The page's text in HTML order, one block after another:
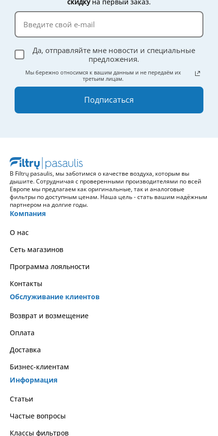
Да, отправляйте мне новости и специальные
предложения.
Мы бережно относимся к вашим данным и не передаём их
третьим лицам.
Подписаться
В Filtrų pasaulis, мы заботимся о качестве воздуха, которым вы
дышите. Сотрудничая с проверенными производителями по всей
Европе мы предлагаем как оригинальные, так и аналоговые
фильтры по доступным ценам. Наша цель - стать вашим надёжным
партнером на долгие годы.
Компания
О нас
Сеть магазинов
Программа лояльности
Контакты
Обслуживание клиентов
Возврат и возмещение
Оплата
Доставка
Бизнес-клиентам
Информация
Статьи
Частые вопросы
Классы фильтров